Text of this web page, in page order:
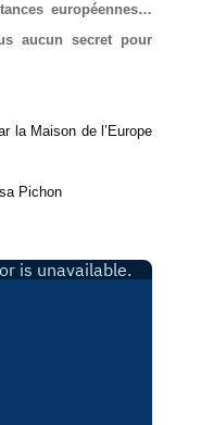
européennes…
aucun secret pour
la Maison de l’Europe
Pichon